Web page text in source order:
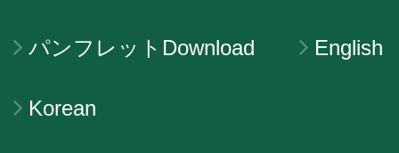
パンフレットDownload English
Korean